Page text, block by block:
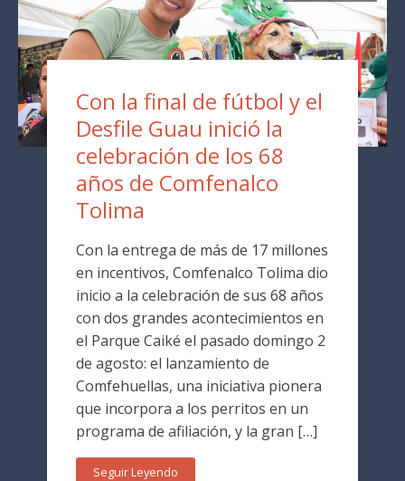
Con la final de fútbol y el
Desfile Guau inició la
celebración de los 68
años de Comfenalco
Tolima
Con la entrega de más de 17 millones
en incentivos, Comfenalco Tolima dio
inicio a la celebración de sus 68 años
con dos grandes acontecimientos en
el Parque Caiké el pasado domingo 2
de agosto: el lanzamiento de
Comfehuellas, una iniciativa pionera
que incorpora a los perritos en un
programa de afiliación, y la gran […]
Seguir Leyendo